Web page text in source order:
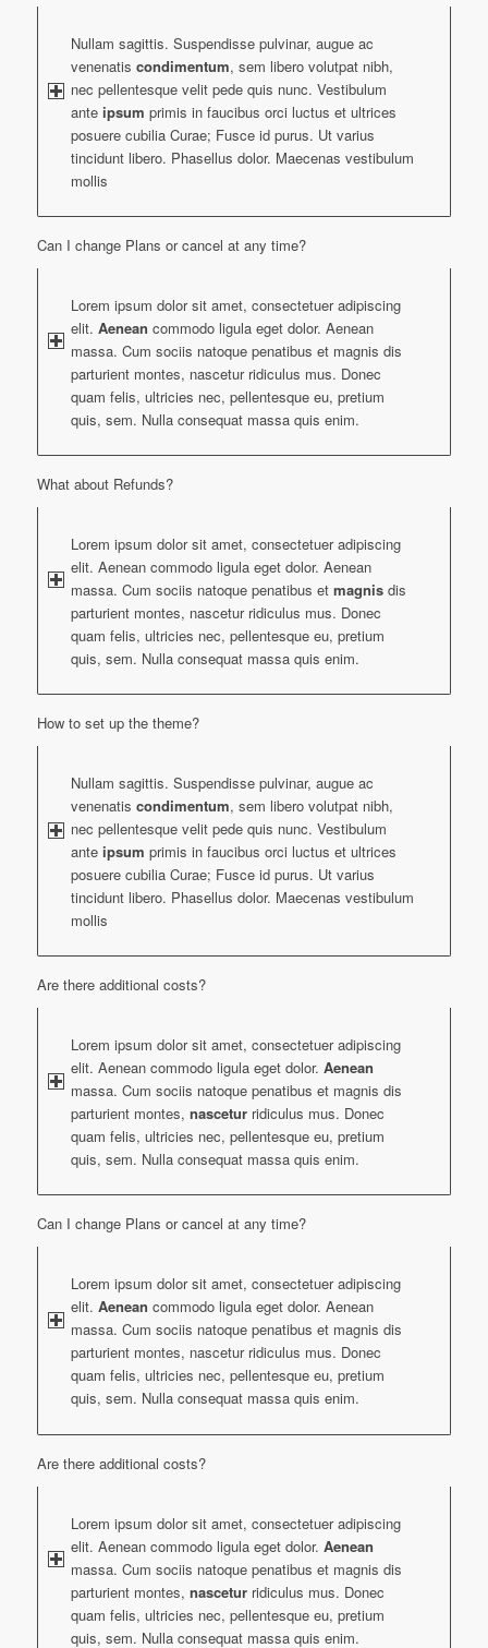
Nullam sagittis. Suspendisse pulvinar, augue ac
venenatis condimentum, sem libero volutpat nibh,
nec pellentesque velit pede quis nunc. Vestibulum
ante ipsum primis in faucibus orci luctus et ultrices
posuere cubilia Curae; Fusce id purus. Ut varius
tincidunt libero. Phasellus dolor. Maecenas vestibulum
mollis
Can I change Plans or cancel at any time?
Lorem ipsum dolor sit amet, consectetuer adipiscing
elit. Aenean commodo ligula eget dolor. Aenean
massa. Cum sociis natoque penatibus et magnis dis
parturient montes, nascetur ridiculus mus. Donec
quam felis, ultricies nec, pellentesque eu, pretium
quis, sem. Nulla consequat massa quis enim.
What about Refunds?
Lorem ipsum dolor sit amet, consectetuer adipiscing
elit. Aenean commodo ligula eget dolor. Aenean
massa. Cum sociis natoque penatibus et magnisdis
parturient montes, nascetur ridiculus mus. Donec
quam felis, ultricies nec, pellentesque eu, pretium
quis, sem. Nulla consequat massa quis enim.
How to set up the theme?
Nullam sagittis. Suspendisse pulvinar, augue ac
venenatis condimentum, sem libero volutpat nibh,
nec pellentesque velit pede quis nunc. Vestibulum
ante ipsum primis in faucibus orci luctus et ultrices
posuere cubilia Curae; Fusce id purus. Ut varius
tincidunt libero. Phasellus dolor. Maecenas vestibulum
mollis
Are there additional costs?
Lorem ipsum dolor sit amet, consectetuer adipiscing
elit. Aenean commodo ligula eget dolor. Aenean
massa. Cum sociis natoque penatibus et magnis dis
parturient montes, nasceturridiculus mus. Donec
quam felis, ultricies nec, pellentesque eu, pretium
quis, sem. Nulla consequat massa quis enim.
Can I change Plans or cancel at any time?
Lorem ipsum dolor sit amet, consectetuer adipiscing
elit. Aenean commodo ligula eget dolor. Aenean
massa. Cum sociis natoque penatibus et magnis dis
parturient montes, nascetur ridiculus mus. Donec
quam felis, ultricies nec, pellentesque eu, pretium
quis, sem. Nulla consequat massa quis enim.
Are there additional costs?
Lorem ipsum dolor sit amet, consectetuer adipiscing
elit. Aenean commodo ligula eget dolor. Aenean
massa. Cum sociis natoque penatibus et magnis dis
parturient montes, nasceturridiculus mus. Donec
quam felis, ultricies nec, pellentesque eu, pretium
quis, sem. Nulla consequat massa quis enim.